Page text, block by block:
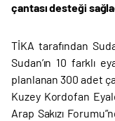
çantası desteği
TİKA tarafından
Sudan’ın 10 farklı
planlanan 300 adet
Kuzey Kordofan
Arap Sakızı